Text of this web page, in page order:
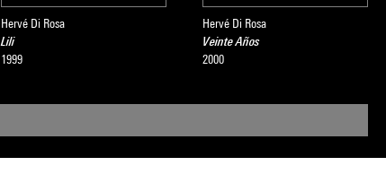
Hervé Di Rosa
Lili
1999
Hervé Di Rosa
Veinte Años
2000